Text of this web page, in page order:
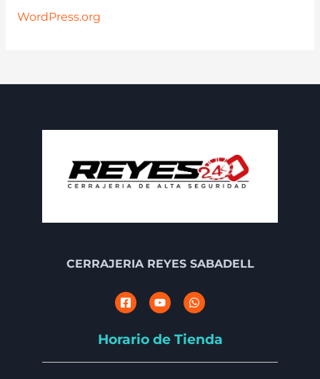
WordPress.org
CERRAJERIA REYES SABADELL
Horario de Tienda